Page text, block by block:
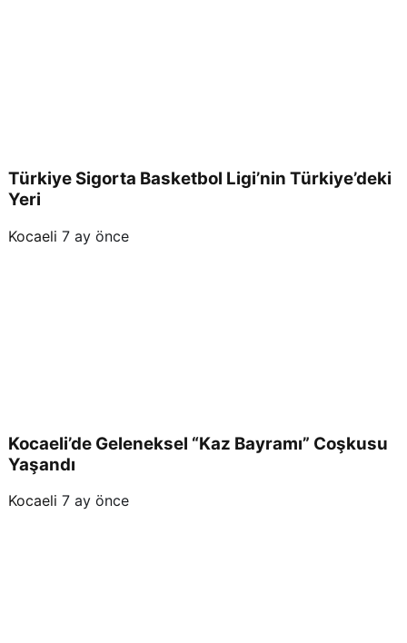
Türkiye Sigorta Basketbol Ligi’nin Türkiye’deki
Yeri
Kocaeli 7 ay önce
Kocaeli’de Geleneksel “Kaz Bayramı” Coşkusu
Yaşandı
Kocaeli 7 ay önce